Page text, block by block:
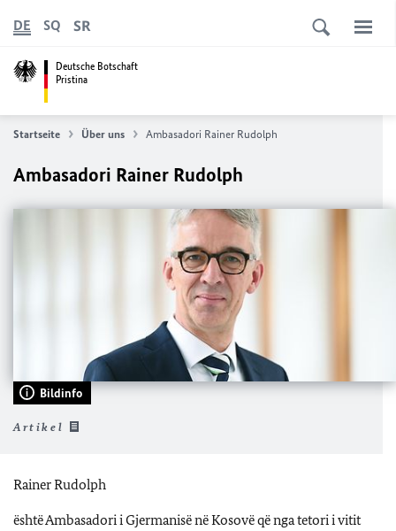
Deutsche Botschaft
Pristina
DE SQ SR
Startseite Über uns Ambasadori Rainer Rudolph
Ambasadori Rainer Rudolph
Bildinfo
Artikel
Rainer Rudolph
është Ambasadori i Gjermanisë në Kosovë që nga tetori i vitit